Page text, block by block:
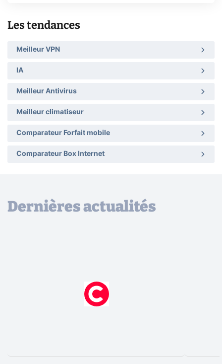
Les tendances
Meilleur VPN
IA
Meilleur Antivirus
Meilleur climatiseur
Comparateur Forfait mobile
Comparateur Box Internet
Dernières actualités